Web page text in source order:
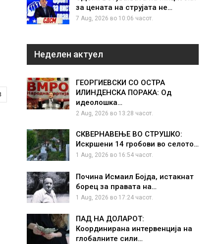
за цената на струјата не…
7 Aug, 2026 во 10:06 часот.
Неделен актуел
ГЕОРГИЕВСКИ СО ОСТРА
ИЛИНДЕНСКА ПОРАКА: Од
идеолошка…
2 Aug, 2026 во 13:28 часот.
СКВЕРНАВЕЊЕ ВО СТРУШКО:
Искршени 14 гробови во селото…
1 Aug, 2026 во 16:54 часот.
Почина Исмаил Бојда, истакнат
борец за правата на…
1 Aug, 2026 во 17:24 часот.
ПАД НА ДОЛАРОТ:
Координирана интервенција на
глобалните сили…